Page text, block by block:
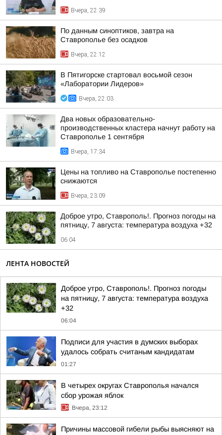
Вчера, 22:39
По данным синоптиков, завтра на
Ставрополье без осадков
Вчера, 22:12
В Пятигорске стартовал восьмой сезон
«Лаборатории Лидеров»
Вчера, 22:03
Два новых образовательно-
производственных кластера начнут работу на
Ставрополье 1 сентября
Вчера, 17:34
Цены на топливо на Ставрополье постепенно
снижаются
Вчера, 23:09
Доброе утро, Ставрополь!. Прогноз погоды на
пятницу, 7 августа: температура воздуха +32
06:04
ЛЕНТА НОВОСТЕЙ
Доброе утро, Ставрополь!. Прогноз погоды
на пятницу, 7 августа: температура воздуха
+32
06:04
Подписи для участия в думских выборах
удалось собрать считаным кандидатам
01:27
В четырех округах Ставрополья начался
сбор урожая яблок
Вчера, 23:12
Причины массовой гибели рыбы выясняют на